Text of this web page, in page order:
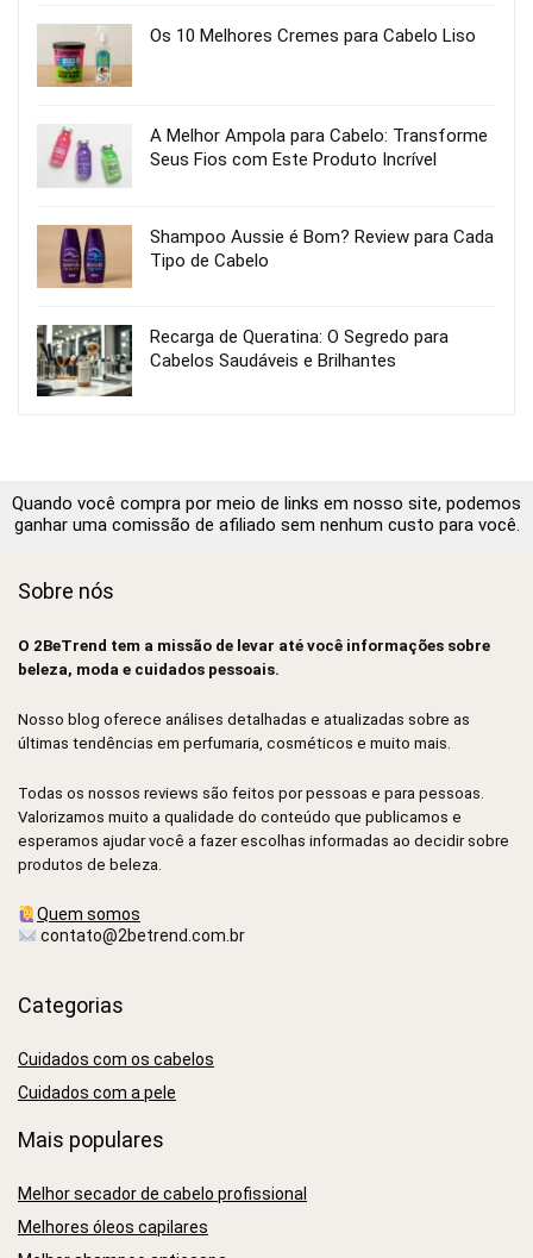
Os 10 Melhores Cremes para Cabelo Liso
A Melhor Ampola para Cabelo: Transforme
Seus Fios com Este Produto Incrível
Shampoo Aussie é Bom? Review para Cada
Tipo de Cabelo
Recarga de Queratina: O Segredo para
Cabelos Saudáveis e Brilhantes
Quando você compra por meio de links em nosso site, podemos
ganhar uma comissão de afiliado sem nenhum custo para você.
Sobre nós
O 2BeTrend tem a missão de levar até você informações sobre
beleza, moda e cuidados pessoais.
Nosso blog oferece análises detalhadas e atualizadas sobre as
últimas tendências em perfumaria, cosméticos e muito mais.
Todas os nossos reviews são feitos por pessoas e para pessoas.
Valorizamos muito a qualidade do conteúdo que publicamos e
esperamos ajudar você a fazer escolhas informadas ao decidir sobre
produtos de beleza.
Quem somos
contato@2betrend.com.br
Categorias
Cuidados com os cabelos
Cuidados com a pele
Mais populares
Melhor secador de cabelo profissional
Melhores óleos capilares